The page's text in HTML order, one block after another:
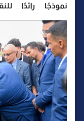
نموذجًا رائدًا